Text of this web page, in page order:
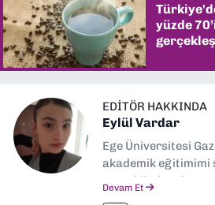
yüzde
EDITÖR HAKKINDA
Eylül Vardar
Ege Üniversitesi
akademik eğitimimi
yazarlığıyla adım
Devam Et